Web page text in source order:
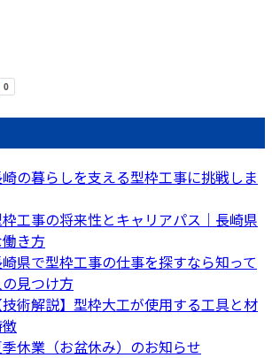
の暮らしを支える型枠工事に挑戦しま
工事の将来性とキャリアパス｜長崎県
き方
県で型枠工事の仕事を探すなら知って
見つけ方
技術解説】型枠大工が使用する工具と材
休業（お盆休み）のお知らせ